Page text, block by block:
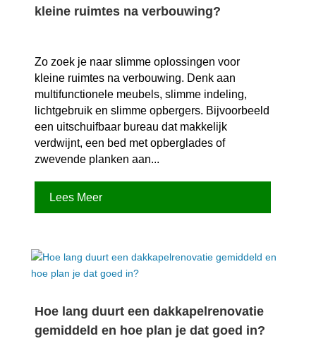
kleine ruimtes na verbouwing?
Zo zoek je naar slimme oplossingen voor
kleine ruimtes na verbouwing.​ Denk aan
multifunctionele meubels, slimme indeling,
lichtgebruik en slimme opbergers.​ Bijvoorbeeld
een uitschuifbaar bureau dat makkelijk
verdwijnt, een bed met opberglades of
zwevende planken aan...
Lees Meer
Hoe lang duurt een dakkapelrenovatie
gemiddeld en hoe plan je dat goed in?